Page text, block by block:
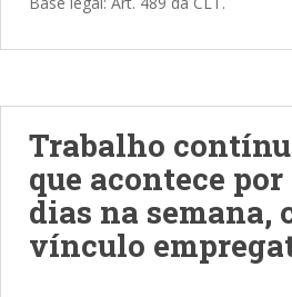
Trabalho
que acontece
dias na semana,
vínculo